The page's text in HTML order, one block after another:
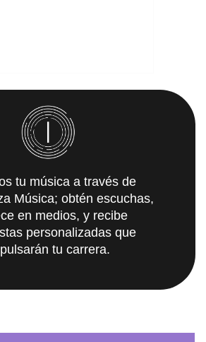
tu música a través de
Música; obtén escuchas,
en medios, y recibe
personalizadas que
tu carrera.